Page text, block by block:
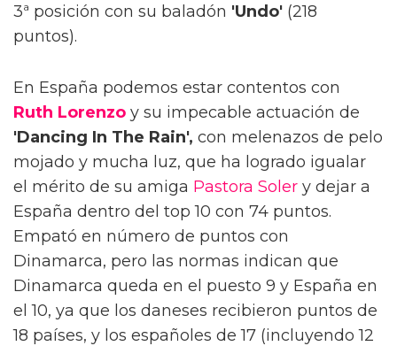
3ª posición con su baladón 'Undo' (218
puntos).
En España podemos estar contentos con
Ruth Lorenzo y su impecable actuación de
'Dancing In The Rain', con melenazos de pelo
mojado y mucha luz, que ha logrado igualar
el mérito de su amiga Pastora Soler y dejar a
España dentro del top 10 con 74 puntos.
Empató en número de puntos con
Dinamarca, pero las normas indican que
Dinamarca queda en el puesto 9 y España en
el 10, ya que los daneses recibieron puntos de
18 países, y los españoles de 17 (incluyendo 12